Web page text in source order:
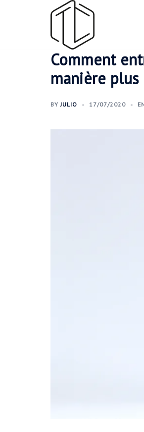
Comment
manière plus
BYJULIO 17/07/2020